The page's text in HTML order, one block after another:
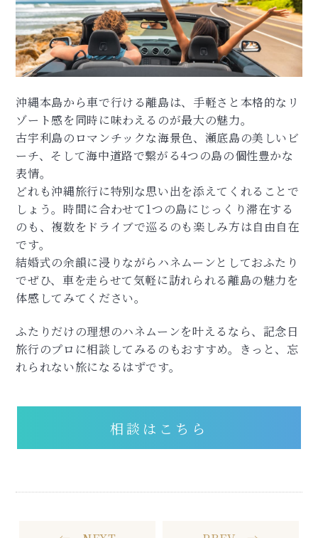
沖縄本島から車で行ける離島は、手軽さと本格的なリ
ゾート感を同時に味わえるのが最大の魅力。
古宇利島のロマンチックな海景色、瀬底島の美しいビ
ーチ、そして海中道路で繋がる4つの島の個性豊かな
表情。
どれも沖縄旅行に特別な思い出を添えてくれることで
しょう。時間に合わせて1つの島にじっくり滞在する
のも、複数をドライブで巡るのも楽しみ方は自由自在
です。
結婚式の余韻に浸りながらハネムーンとしておふたり
でぜひ、車を走らせて気軽に訪れられる離島の魅力を
体感してみてください。
ふたりだけの理想のハネムーンを叶えるなら、記念日
旅行のプロに相談してみるのもおすすめ。きっと、忘
れられない旅になるはずです。
相談はこちら